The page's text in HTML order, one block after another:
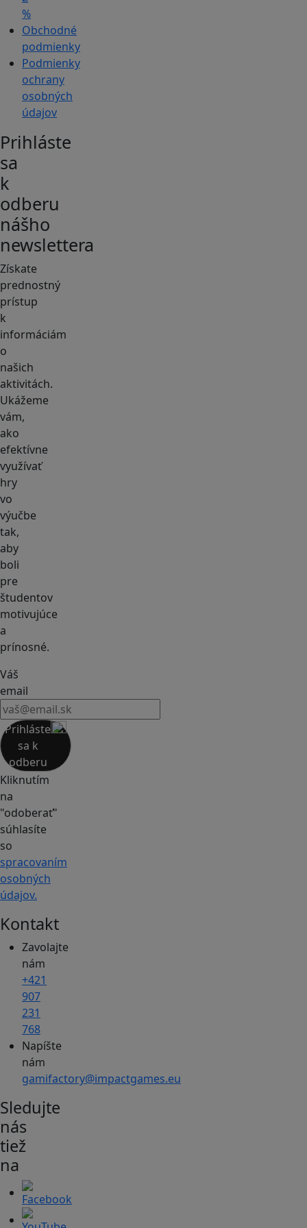
%
Obchodné
podmienky
Podmienky
ochrany
osobných
údajov
Prihláste
sa
k
odberu
nášho
newslettera
Získate
prednostný
prístup
k
informáciám
o
našich
aktivitách.
Ukážeme
vám,
ako
efektívne
využívať
hry
vo
výučbe
tak,
aby
boli
pre
študentov
motivujúce
a
prínosné.
Váš
email
Prihláste
sa k
odberu
Kliknutím
na
"odoberať"
súhlasíte
so
spracovaním
osobných
údajov.
Kontakt
Zavolajte
nám
+421
907
231
768
Napíšte
nám
gamifactory@impactgames.eu
Sledujte
nás
tiež
na